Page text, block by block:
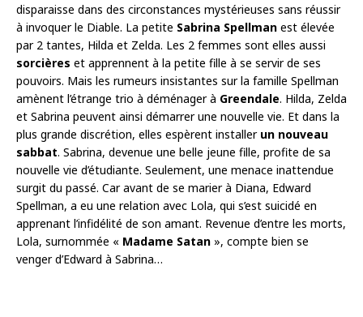
disparaisse dans des circonstances mystérieuses sans réussir
à invoquer le Diable. La petite Sabrina Spellman est élevée
par 2 tantes, Hilda et Zelda. Les 2 femmes sont elles aussi
sorcières et apprennent à la petite fille à se servir de ses
pouvoirs. Mais les rumeurs insistantes sur la famille Spellman
amènent l’étrange trio à déménager à Greendale. Hilda, Zelda
et Sabrina peuvent ainsi démarrer une nouvelle vie. Et dans la
plus grande discrétion, elles espèrent installer un nouveau
sabbat. Sabrina, devenue une belle jeune fille, profite de sa
nouvelle vie d’étudiante. Seulement, une menace inattendue
surgit du passé. Car avant de se marier à Diana, Edward
Spellman, a eu une relation avec Lola, qui s’est suicidé en
apprenant l’infidélité de son amant. Revenue d’entre les morts,
Lola, surnommée « Madame Satan », compte bien se
venger d’Edward à Sabrina…